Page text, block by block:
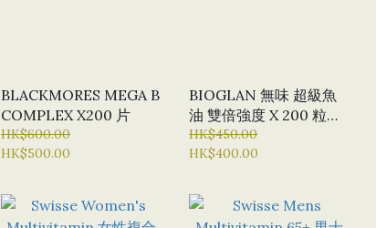
BLACKMORES MEGA B
COMPLEX X200 片
HK$600.00
HK$500.00
BIOGLAN 無味 超級魚
油 雙倍強度 X 200 粒膠
囊 (特選貨品：半價優惠)
HK$450.00
HK$400.00